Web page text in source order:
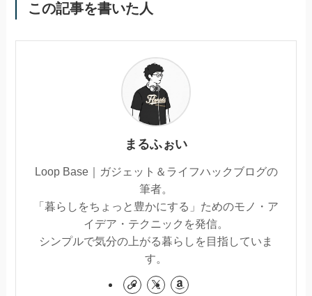
この記事を書いた人
まるふぉい
Loop Base｜ガジェット＆ライフハックブログの
筆者。
「暮らしをちょっと豊かにする」ためのモノ・ア
イデア・テクニックを発信。
シンプルで気分の上がる暮らしを目指していま
す。